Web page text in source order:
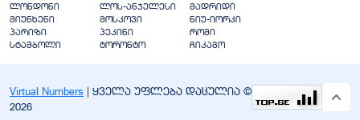
ლონდონი
ლოს-ანჯელესი
მადრიდი
მიუნხენი
მოსკოვი
ნიუ-იორკი
პარიზი
პეკინი
რომი
სტამბოლი
ტორონტო ჩიკაგო
Virtual Numbers | ყველა უფლება დაცულია ©
2026